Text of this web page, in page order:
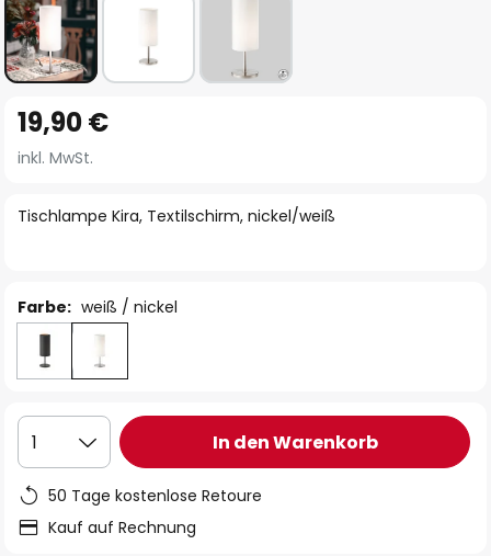
Anfang
der
springen
Tischlampe Kira, Textilschirm, nickel/weiß
19,90 €
inkl. MwSt.
Farbe: weiß / nickel
1 In den Warenkorb
50 Tage kostenlose Retoure
Kauf auf Rechnung